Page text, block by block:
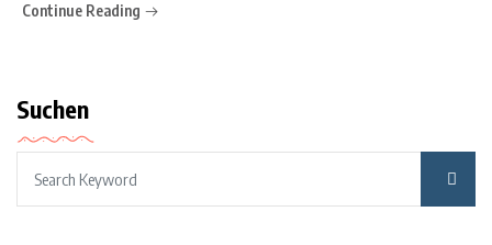
Continue Reading
Suchen